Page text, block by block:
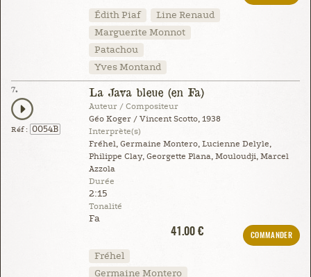
Édith Piaf
Line Renaud
Marguerite Monnot
Patachou
Yves Montand
7.
Réf : 0054B
La Java bleue (en Fa)
Auteur / Compositeur
Géo Koger / Vincent Scotto, 1938
Interprète(s)
Fréhel, Germaine Montero, Lucienne Delyle,
Philippe Clay, Georgette Plana, Mouloudji, Marcel
Azzola
Durée
2:15
Tonalité
Fa
41.00 €
COMMANDER
Fréhel
Germaine Montero